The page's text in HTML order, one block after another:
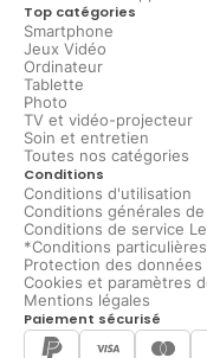
Top catégories
Smartphone
Jeux Vidéo
Ordinateur
Tablette
Photo
TV et vidéo-projecteur
Soin et entretien
Toutes nos catégories
Conditions
Conditions d'utilisation
Conditions générales
Conditions de service
*Conditions
Protection des données
Cookies et paramètres
Mentions légales
Paiement sécurisé